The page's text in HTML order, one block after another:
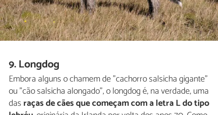
9. Longdog
Embora alguns o chamem de "cachorro salsicha gigante"
ou "cão salsicha alongado", o longdog é, na verdade, uma
das raças de cães que começam com a letra L do tipo